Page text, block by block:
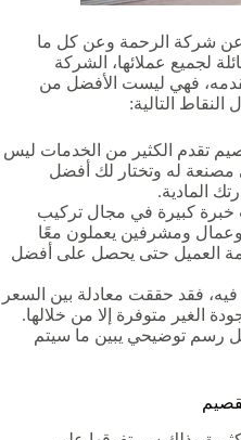
عن شركة الرحمة وعن كل ما
لجميع عملائها، الشركة
تقدمه، فهي ليست الأفضل من
التالية:
تقدم الكثير من الخدمات ليس
له وتختار لك أفضل
المادية.
كبيرة في مجال تركيب
ومشرفين يعملون معًا
العميل حتى يحصل على أفضل
فيه، فقد حققت معادلة بين السعر
الغير متوفرة إلا من خلالها.
رسم توضيحي يبين ما سيتم